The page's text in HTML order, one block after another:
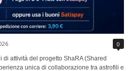
0
attività del progetto ShaRA (Shared
unica di collaborazione tra astrofili e